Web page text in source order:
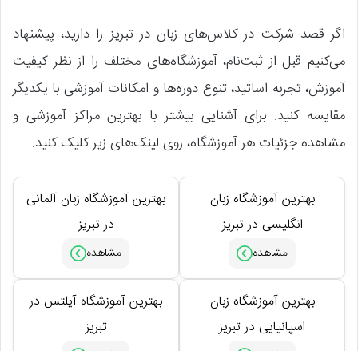
اگر قصد شرکت در کلاس‌های زبان در تبریز را دارید، پیشنهاد
می‌کنیم قبل از ثبت‌نام، آموزشگاه‌های مختلف را از نظر کیفیت
آموزش، تجربه اساتید، تنوع دوره‌ها و امکانات آموزشی با یکدیگر
مقایسه کنید. برای آشنایی بیشتر با بهترین مراکز آموزشی و
مشاهده جزئیات هر آموزشگاه، روی لینک‌های زیر کلیک کنید.
بهترین آموزشگاه زبان
انگلیسی در تبریز
بهترین آموزشگاه زبان آلمانی
در تبریز
بهترین آموزشگاه زبان
اسپانیایی در تبریز
بهترین آموزشگاه آیلتس در
تبریز